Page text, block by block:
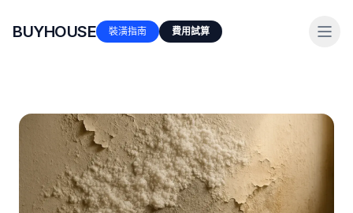
BUYHOUSE 裝潢指南 費用試算